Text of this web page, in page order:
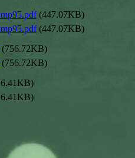
(447.07KB)
(447.07KB)
(756.72KB)
(756.72KB)